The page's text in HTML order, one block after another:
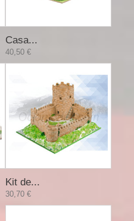
Casa...
40,50 €
Kit de...
30,70 €